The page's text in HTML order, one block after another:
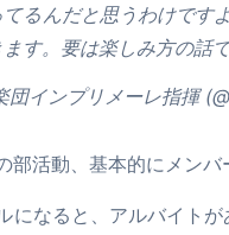
てるんだと思うわけです
す。要は楽しみ方の話で
インプリメーレ指揮
部活動、基本的にメンバ
になると、アルバイト